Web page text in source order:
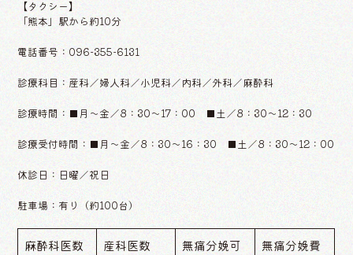
【タクシー】
「熊本」駅から約10分
電話番号：096-355-6131
診療科目：産科／婦人科／小児科／内科／外科／麻酔科
診療時間：■月〜金／8：30〜17：00 ■土／8：30〜12：30
診療受付時間：■月〜金／8：30〜16：30 ■土／8：30〜12：00
休診日：日曜／祝日
駐車場：有り（約100台）
麻酔科医数 産科医数
無痛分娩可
無痛分娩費